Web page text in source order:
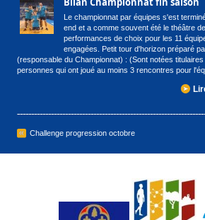
Le championnat par équipes s'est
end et a comme souvent été le théâtre de
performances de choix pour les 11
engagées. Petit tour d'horizon préparé
(responsable du Championnat) : (Sont notées titulaires
personnes qui ont joué au moins 3 rencontres pour
Challenge progression octobre